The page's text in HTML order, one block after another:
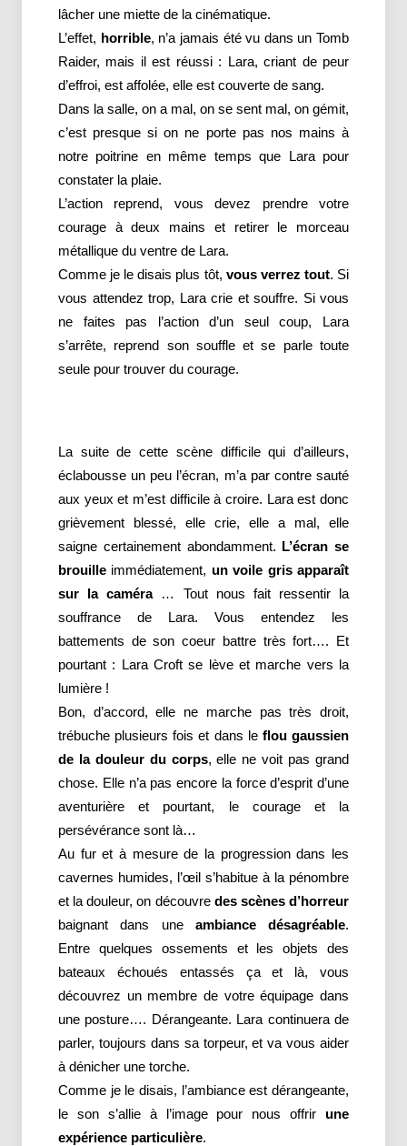
lâcher une miette de la cinématique.
L’effet, horrible, n’a jamais été vu dans un Tomb
Raider, mais il est réussi : Lara, criant de peur
d’effroi, est affolée, elle est couverte de sang.
Dans la salle, on a mal, on se sent mal, on gémit,
c’est presque si on ne porte pas nos mains à
notre poitrine en même temps que Lara pour
constater la plaie.
L’action reprend, vous devez prendre votre
courage à deux mains et retirer le morceau
métallique du ventre de Lara.
Comme je le disais plus tôt, vous verrez tout. Si
vous attendez trop, Lara crie et souffre. Si vous
ne faites pas l’action d’un seul coup, Lara
s’arrête, reprend son souffle et se parle toute
seule pour trouver du courage.
La suite de cette scène difficile qui d’ailleurs,
éclabousse un peu l’écran, m’a par contre sauté
aux yeux et m’est difficile à croire. Lara est donc
grièvement blessé, elle crie, elle a mal, elle
saigne certainement abondamment. L’écran se
brouille immédiatement, un voile gris apparaît
sur la caméra… Tout nous fait ressentir la
souffrance de Lara. Vous entendez les
battements de son coeur battre très fort…. Et
pourtant : Lara Croft se lève et marche vers la
lumière !
Bon, d’accord, elle ne marche pas très droit,
trébuche plusieurs fois et dans le flou gaussien
de la douleur du corps, elle ne voit pas grand
chose. Elle n’a pas encore la force d’esprit d’une
aventurière et pourtant, le courage et la
persévérance sont là…
Au fur et à mesure de la progression dans les
cavernes humides, l’œil s’habitue à la pénombre
et la douleur, on découvre des scènes d’horreur
baignant dans une ambiance désagréable.
Entre quelques ossements et les objets des
bateaux échoués entassés ça et là, vous
découvrez un membre de votre équipage dans
une posture…. Dérangeante. Lara continuera de
parler, toujours dans sa torpeur, et va vous aider
à dénicher une torche.
Comme je le disais, l’ambiance est dérangeante,
le son s’allie à l’image pour nous offrir une
expérience particulière.